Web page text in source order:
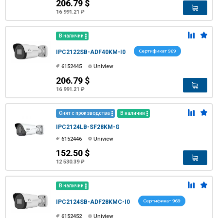
206.79 $
16 991.21 ₽
В наличии
IPC2122SB-ADF40KM-I0
6152445 Uniview
206.79 $
16 991.21 ₽
Снят с производства В наличии
IPC2124LB-SF28KM-G
6152446 Uniview
152.50 $
12 530.39 ₽
В наличии
IPC2124SB-ADF28KMC-I0
6152452 Uniview